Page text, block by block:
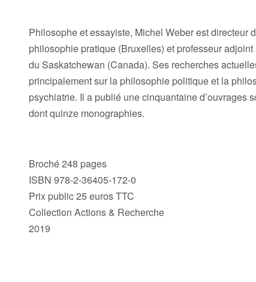
Philosophe et essayiste, Michel Weber est directeur
philosophie pratique (Bruxelles) et professeur adjoint
du Saskatchewan (Canada). Ses recherches
principalement sur la philosophie politique et la
psychiatrie. Il a publié une cinquantaine d’ouvrages
dont quinze monographies.
Broché 248 pages
ISBN 978-2-36405-172-0
Prix public 25 euros TTC
Collection Actions & Recherche
2019